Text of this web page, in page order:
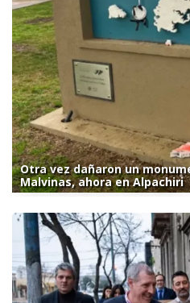
Otra vez dañaron un
Malvinas, ahora en Alpachiri